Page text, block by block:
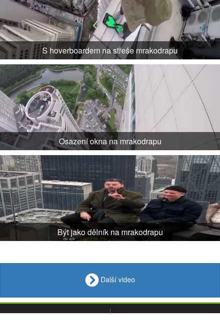
S hoverboardem na střeše mrakodrapu
Osazení okna na mrakodrapu
Být jako dělník na mrakodrapu
Další video